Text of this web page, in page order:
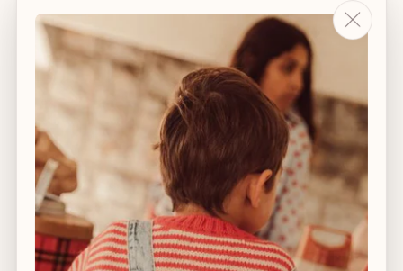
Veiligheid eerst – SGS-gecertificeerd volgens
internationale veiligheidsnormen.
Doordacht ontwerp – Een creatieve samenwerking van
functionaliteit en stijl.
Kenmerken van deze drager:
Geschikt voor kinderen van 9 maanden - 4 jaar (max.
20 kg).